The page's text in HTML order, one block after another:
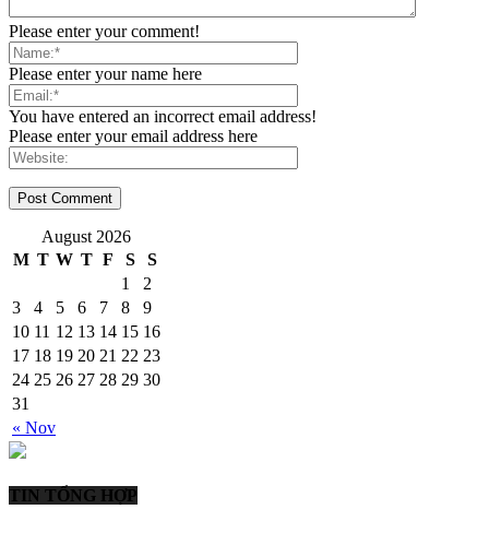
Please enter your comment!
Please enter your name here
You have entered an incorrect email address!
Please enter your email address here
August 2026
M T W T F S S
« Nov
1
2
3
4 5 6 7 8
9
10 11 12 13 14 15 16
17 18 19 20 21 22 23
24 25 26 27 28 29 30
31
TIN TỔNG HỢP